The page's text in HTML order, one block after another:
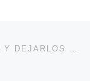
TRUCOS PARA LIMPIAR ZAPATOS Y DEJARLOS COMO NUEVOS